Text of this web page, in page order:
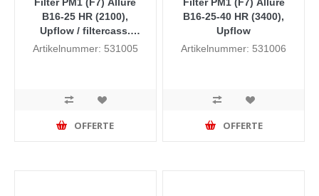
B16-25 HR (2100),
Upflow / filtercass.
zijaansluiting lang
Artikelnummer: 531005
OFFERTE
B16-25-40 HR (3400),
Upflow
Artikelnummer: 531006
OFFERTE